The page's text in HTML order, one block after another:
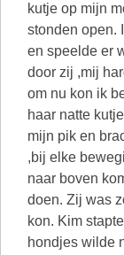
kutje op mijn
stonden open.
en speelde er
door zij ,mij
om nu kon ik
haar natte
mijn pik en
,bij elke
naar boven
doen. Zij was
kon. Kim
hondjes wilde